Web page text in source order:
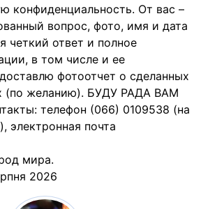
конфиденциальность. От вас –
вопрос, фото, имя и дата
четкий ответ и полное
в том числе и ее
фотоотчет о сделанных
(по желанию). БУДУ РАДА ВАМ
телефон (066) 0109538 (на
электронная почта
мира.
2026